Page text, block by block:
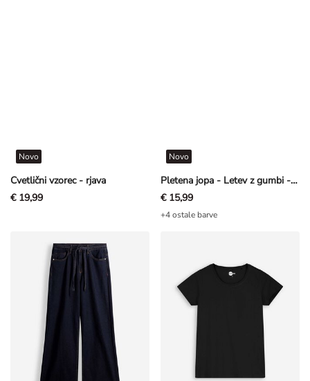
Cvetlični vzorec - rjava
Novo
€ 19,99
Pletena jopa - Letev z gumbi - črna
Novo
€ 15,99
+4 ostale barve